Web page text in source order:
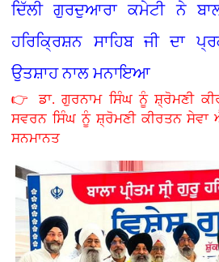
ਦਿੱਲੀ ਗੁਰਦੁਆਰਾ ਕਮੇਟੀ ਨੇ
ਹਰਿਕ੍ਰਿਸ਼ਨ ਸਾਹਿਬ ਜੀ ਦਾ
ਉਤਸ਼ਾਹ ਨਾਲ ਮਨਾਇਆ
👉 ਡਾ. ਗੁਰਨਾਮ ਸਿੰਘ ਨੂੰ ਸ਼੍ਰੋਮਣੀ
ਸਵਰਨ ਸਿੰਘ ਨੂੰ ਸ਼੍ਰੋਮਣੀ ਕੀਰਤਨ ਸੇਵਾ
ਸਨਮਾਨਤ